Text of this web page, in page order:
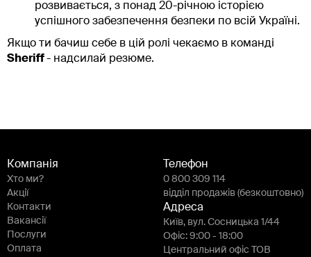
розвивається, з понад 20-річною історією
успішного забезпечення безпеки по всій Україні.
Якщо ти бачиш себе в цій ролі чекаємо в команді
Sheriff- надсилай резюме.
Компанія
Хто ми?
Акції
Контакти
Вакансії
Послуги
Оплата
Телефон
0 800 309 114
відділ продажів (безкоштовно)
Адреса
Київ, вул. Сосницька 1/44
Офіс: 9:00 - 18:00
Центральний офіс ТОВ